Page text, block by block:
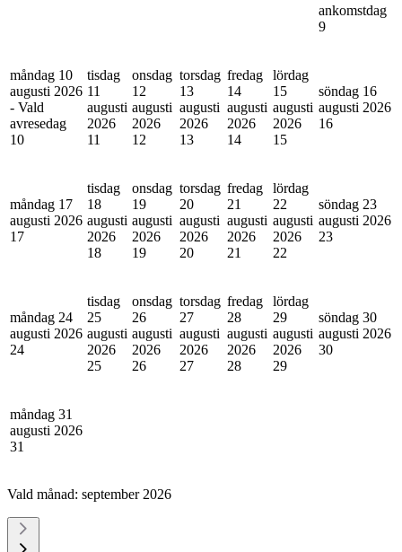
ankomstdag
9
måndag 10
augusti 2026
- Vald
avresedag
10
tisdag
11
augusti
2026
11
onsdag
12
augusti
2026
12
torsdag
13
augusti
2026
13
fredag
14
augusti
2026
14
lördag
15
augusti
2026
15
söndag 16
augusti 2026
16
måndag 17
augusti 2026
17
tisdag
18
augusti
2026
18
onsdag
19
augusti
2026
19
torsdag
20
augusti
2026
20
fredag
21
augusti
2026
21
lördag
22
augusti
2026
22
söndag 23
augusti 2026
23
måndag 24
augusti 2026
24
tisdag
25
augusti
2026
25
onsdag
26
augusti
2026
26
torsdag
27
augusti
2026
27
fredag
28
augusti
2026
28
lördag
29
augusti
2026
29
söndag 30
augusti 2026
30
måndag 31
augusti 2026
31
Vald månad: september 2026